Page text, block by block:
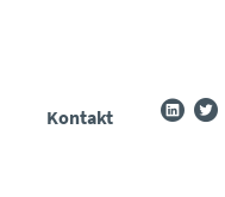
Kontakt